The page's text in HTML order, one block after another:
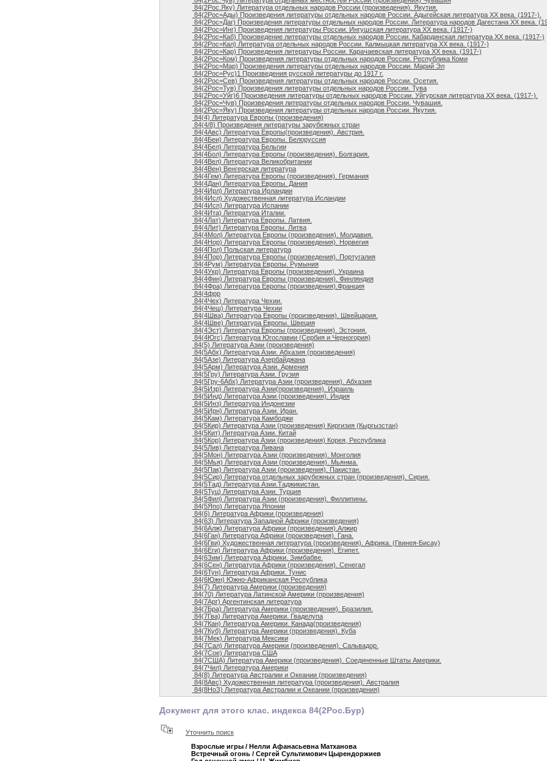
84(2Рос.Яку) Литература отдельных народов России (произведения). Якутия.
84(2Рос=Ады) Произведения литературы отдельных народов России. Адыгейская литература ХХ века. (1917-).
84(2Рос=Даг) Произведения литературы отдельных народов России. Литература народов Дагестана ХХ века.
84(2Рос=Инг) Произведения литературы России. Ингушская литература ХХ века. (1917-)
84(2Рос=Каб) Произведение литературы отдельных народов России. Кабардинская литература ХХ века. (1917-)
84(2Рос=Кал) Литература отдельных народов России. Калмыцкая литература ХХ века. (1917-)
84(2Рос=Кар) Произведения литературы России. Карачаевская литература ХХ века. (1917-)
84(2Рос=Ком) Произведения литературы отдельных народов России. Республика Коми
84(2Рос=Мар) Произведения литературы отдельных народов России. Марий Эл
84(2Рос=Рус)1 Произведения русской литературы до 1917 г.
84(2Рос=Сев) Произведения литературы отдельных народов России. Осетия.
84(2Рос=Тув) Произведения литературы отдельных народов России. Тува
84(2Рос=Уйг)6 Произведения литературы отдельных народов России. Уйгурская литература ХХ века. (1917-).
84(2Рос=Чув) Произведения литературы отдельных народов России. Чувашия.
84(2Рос=Яку) Произведения литературы отдельных народов России. Якутия.
84(4) Литература Европы (произведения)
84(4/8) Произведения литературы зарубежных стран
84(4Авс) Литература Европы(произведения). Австрия.
84(4Беи) Литература Европы. Белоруссия
84(4Бел) Литература Бельгии
84(4Бол) Литература Европы (произведения). Болгария.
84(4Вел) Литература Великобритании
84(4Вен) Венгерская литература
84(4Гем) Литература Европы (произведения). Германия
84(4Дан) Литература Европы. Дания
84(4Ирл) Литература Ирландии
84(4Исл) Художественная литература Исландии
84(4Исп) Литература Испании
84(4Ита) Литература Италии.
84(4Лат) Литература Европы. Латвия.
84(4Лит) Литература Европы. Литва
84(4Мол) Литература Европы (произведения). Молдавия.
84(4Нор) Литература Европы (произведения). Норвегия
84(4Пол) Польская литература
84(4Пор) Литература Европы (произведения). Португалия
84(4Рум) Литература Европы. Румыния
84(4Укр) Литература Европы (произведения). Украина
84(4Фин) Литература Европы (произведения). Финляндия
84(4Фра) Литература Европы (произведения).Франция
84(4фрр
84(4Чех) Литература Чехии.
84(4Чеш) Литература Чехии
84(4Шва) Литература Европы (произведения). Швейцария.
84(4Шве) Литература Европы. Швеция
84(4Эст) Литература Европы (произведения). Эстония.
84(4Югс) Литература Югославии (Сербия и Черногория)
84(5) Литература Азии (произведения)
84(5Абх) Литература Азии. Абхазия (произведения)
84(5Азе) Литература Азербайджана
84(5Арм) Литература Азии. Армения
84(5Гру) Литература Азии. Грузия
84(5Гру-6Абх) Литература Азии (произведения). Абхазия
84(5Изр) Литература Азии(произведения). Израиль
84(5Инд) Литература Азии (произведения). Индия
84(5Инз) Литература Индонезии
84(5Ирн) Литература Азии. Иран.
84(5Кам) Литература Камбоджи
84(5Кир) Литература Азии (произведения) Киргизия (Кыргызстан)
84(5Кит) Литература Азии. Китай
84(5Кор) Литература Азии (произведения) Корея, Республика
84(5Лив) Литература Ливана
84(5Мон) Литература Азии (произведения). Монголия
84(5Мья) Литература Азии (произведения). Мьянма.
84(5Пак) Литература Азии (произведения). Пакистан.
84(5Сир) Литература отдельных зарубежных стран (произведения). Сирия.
84(5Тад) Литература Азии.Таджикистан.
84(5Туц) Литература Азии. Турция
84(5Фил) Литература Азии (произведения). Филлипины.
84(5Япо) Литература Японии
84(6) Литература Африки (произведения)
84(63) Литература Западной Африки (произведения)
84(6Алж) Литература Африки (произведения).Алжир
84(6Ган) Литература Африки (произведения). Гана.
84(6Гви) Художественная литература (произведения). Африка. (Гвинея-Бисау)
84(6Еги) Литература Африки (произведения). Египет.
84(6Зим) Литература Африки. Зимбабве.
84(6Сен) Литература Африки (произведения). Сенегал
84(6Тун) Литература Африки. Тунис
84(6Южн) Южно-Африканская Республика
84(7) Литература Америки (произведения)
84(70) Литература Латинской Америки (произведения)
84(7Арг) Аргентинская литература
84(7Бра) Литература Америки (произведения). Бразилия.
84(7Гва) Литература Америки. Гваделупа
84(7Кан) Литература Америки. Канада(произведения)
84(7Куб) Литература Америки (произведения). Куба
84(7Мек) Литература Мексики
84(7Сал) Литература Америки (произведения). Сальвадор.
84(7Сое) Литература США
84(7США) Литература Америки (произведения). Соединенные Штаты Америки.
84(7Чил) Литература Америки
84(8) Литература Австралии и Океании (произведения)
84(8Авс) Художественная литература (произведения). Австралия
84(8НоЗ) Литература Австралии и Океании (произведения)
Документ для этого клас. индекса 84(2Рос.Бур)
Уточнить поиск
Взрослые игры/ Нелли Афанасьевна Матханова
Встречный огонь/ Сергей Сультимович Цырендоржиев